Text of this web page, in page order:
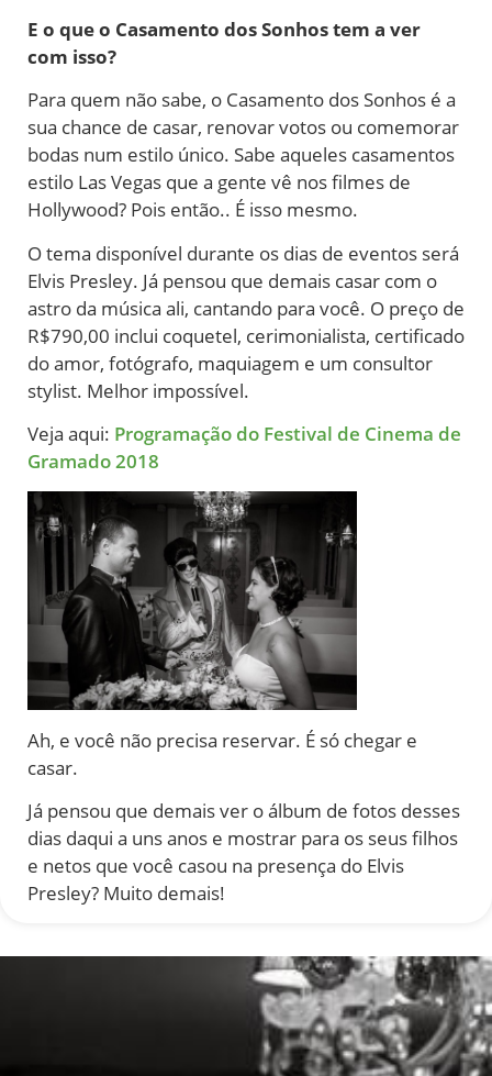
E o que o Casamento dos Sonhos tem a ver
com isso?
Para quem não sabe, o Casamento dos Sonhos é a
sua chance de casar, renovar votos ou comemorar
bodas num estilo único. Sabe aqueles casamentos
estilo Las Vegas que a gente vê nos filmes de
Hollywood? Pois então.. É isso mesmo.
O tema disponível durante os dias de eventos será
Elvis Presley. Já pensou que demais casar com o
astro da música ali, cantando para você. O preço de
R$790,00 inclui coquetel, cerimonialista, certificado
do amor, fotógrafo, maquiagem e um consultor
stylist. Melhor impossível.
Veja aqui: Programação do Festival de Cinema de
Gramado 2018
Ah, e você não precisa reservar. É só chegar e
casar.
Já pensou que demais ver o álbum de fotos desses
dias daqui a uns anos e mostrar para os seus filhos
e netos que você casou na presença do Elvis
Presley? Muito demais!